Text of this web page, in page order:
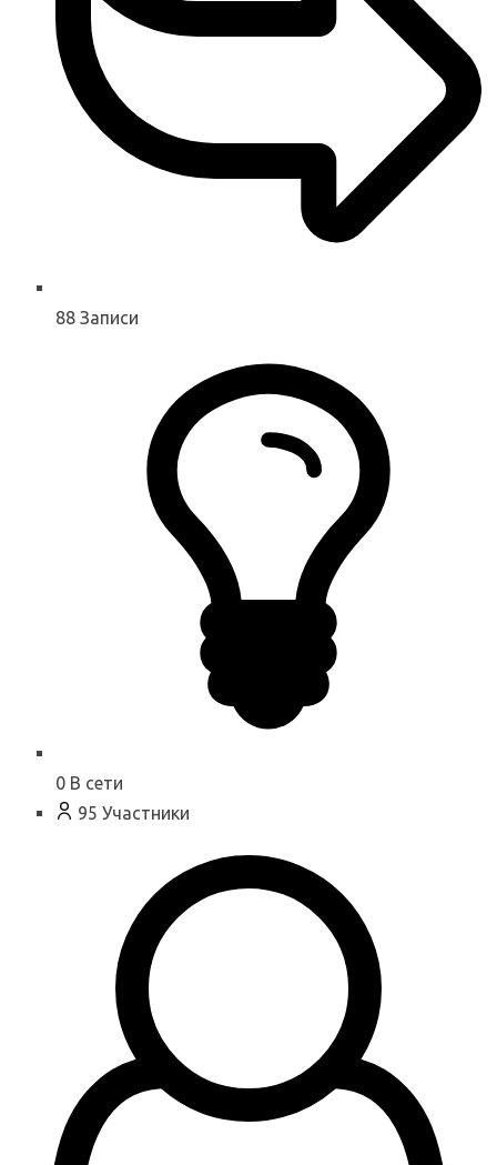
88 Записи
0 В сети
95 Участники